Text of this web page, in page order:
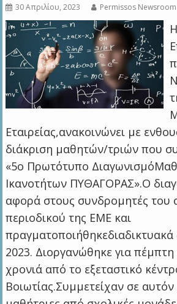
30 Απριλίου, 2023 Permissos Newsroom
Εταιρείας,ανακοινώνει με
διάκριση μαθητών/τριών που
«5ο Πρωτότυπο
Ικανοτήτων ΠΥΘΑΓΟΡΑΣ».Ο
αφορά στους συνδρομητές
περιοδικού της ΕΜΕ και
πραγματοποιήθηκεδιαδικτυακά
2023. Διοργανώθηκε για
χρονιά από το εξεταστικό
Βοιωτίας.Συμμετείχαν σε